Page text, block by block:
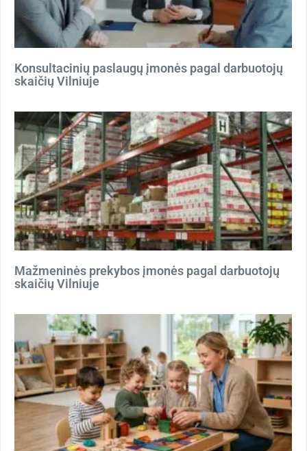
Konsultacinių paslaugų įmonės pagal darbuotojų
skaičių Vilniuje
Mažmeninės prekybos įmonės pagal darbuotojų
skaičių Vilniuje